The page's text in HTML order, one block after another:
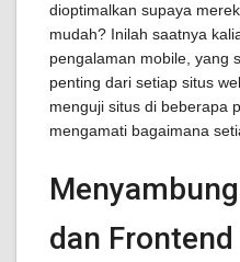
dioptimalkan supaya
mudah? Inilah saatnya
pengalaman mobile, yang
penting dari setiap situs
menguji situs di beberapa
mengamati bagaimana
dan Frontend